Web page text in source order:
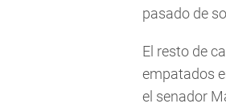
pasado de
El resto de
empatados
el senador